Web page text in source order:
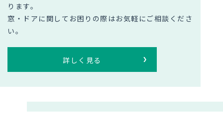
ります。
窓・ドアに関してお困りの際はお気軽にご相談くださ
い。
詳しく見る